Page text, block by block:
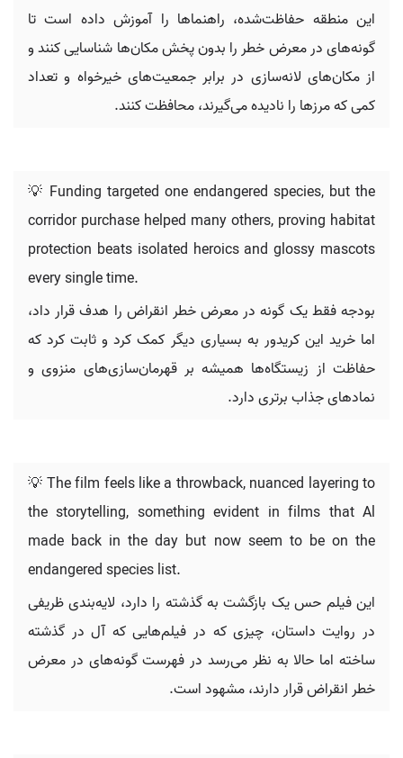
این منطقه حفاظت‌شده، راهنماها را آموزش داده است تا
گونه‌های در معرض خطر را بدون پخش مکان‌ها شناسایی کنند و
از مکان‌های لانه‌سازی در برابر جمعیت‌های خیرخواه و تعداد
کمی که مرزها را نادیده می‌گیرند، محافظت کنند.
💡 Funding targeted one endangered species, but the
corridor purchase helped many others, proving habitat
protection beats isolated heroics and glossy mascots
every single time.
بودجه فقط یک گونه در معرض خطر انقراض را هدف قرار داد،
اما خرید این کریدور به بسیاری دیگر کمک کرد و ثابت کرد که
حفاظت از زیستگاه‌ها همیشه بر قهرمان‌سازی‌های منزوی و
نمادهای جذاب برتری دارد.
💡 The film feels like a throwback, nuanced layering to
the storytelling, something evident in films that Al
made back in the day but now seem to be on the
endangered species list.
این فیلم حس یک بازگشت به گذشته را دارد، لایه‌بندی ظریفی
در روایت داستان، چیزی که در فیلم‌هایی که آل در گذشته
ساخته اما حالا به نظر می‌رسد در فهرست گونه‌های در معرض
خطر انقراض قرار دارند، مشهود است.